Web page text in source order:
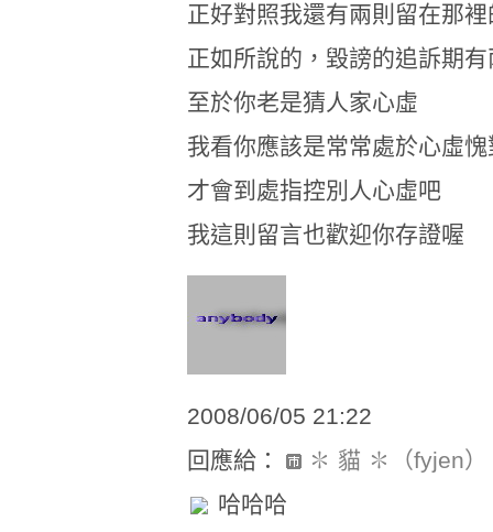
正好對照我還有兩則留在那
正如所說的，毀謗的追訴期有
至於你老是猜人家心虛
我看你應該是常常處於心虛
才會到處指控別人心虛吧
我這則留言也歡迎你存證喔
2008/06/05 21:22
回應給：
✽ 貓 ✽（fyjen）
哈哈哈